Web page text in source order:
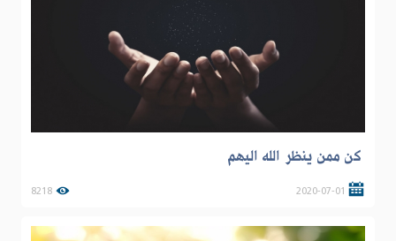
كن ممن ينظر الله اليهم
2020-07-01
8218